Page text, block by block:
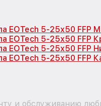
EOTech 5-25x50 FFP
EOTech 5-25x50 FFP
EOTech 5-25x50 FFP
EOTech 5-25x50 FFP
и обслуживанию